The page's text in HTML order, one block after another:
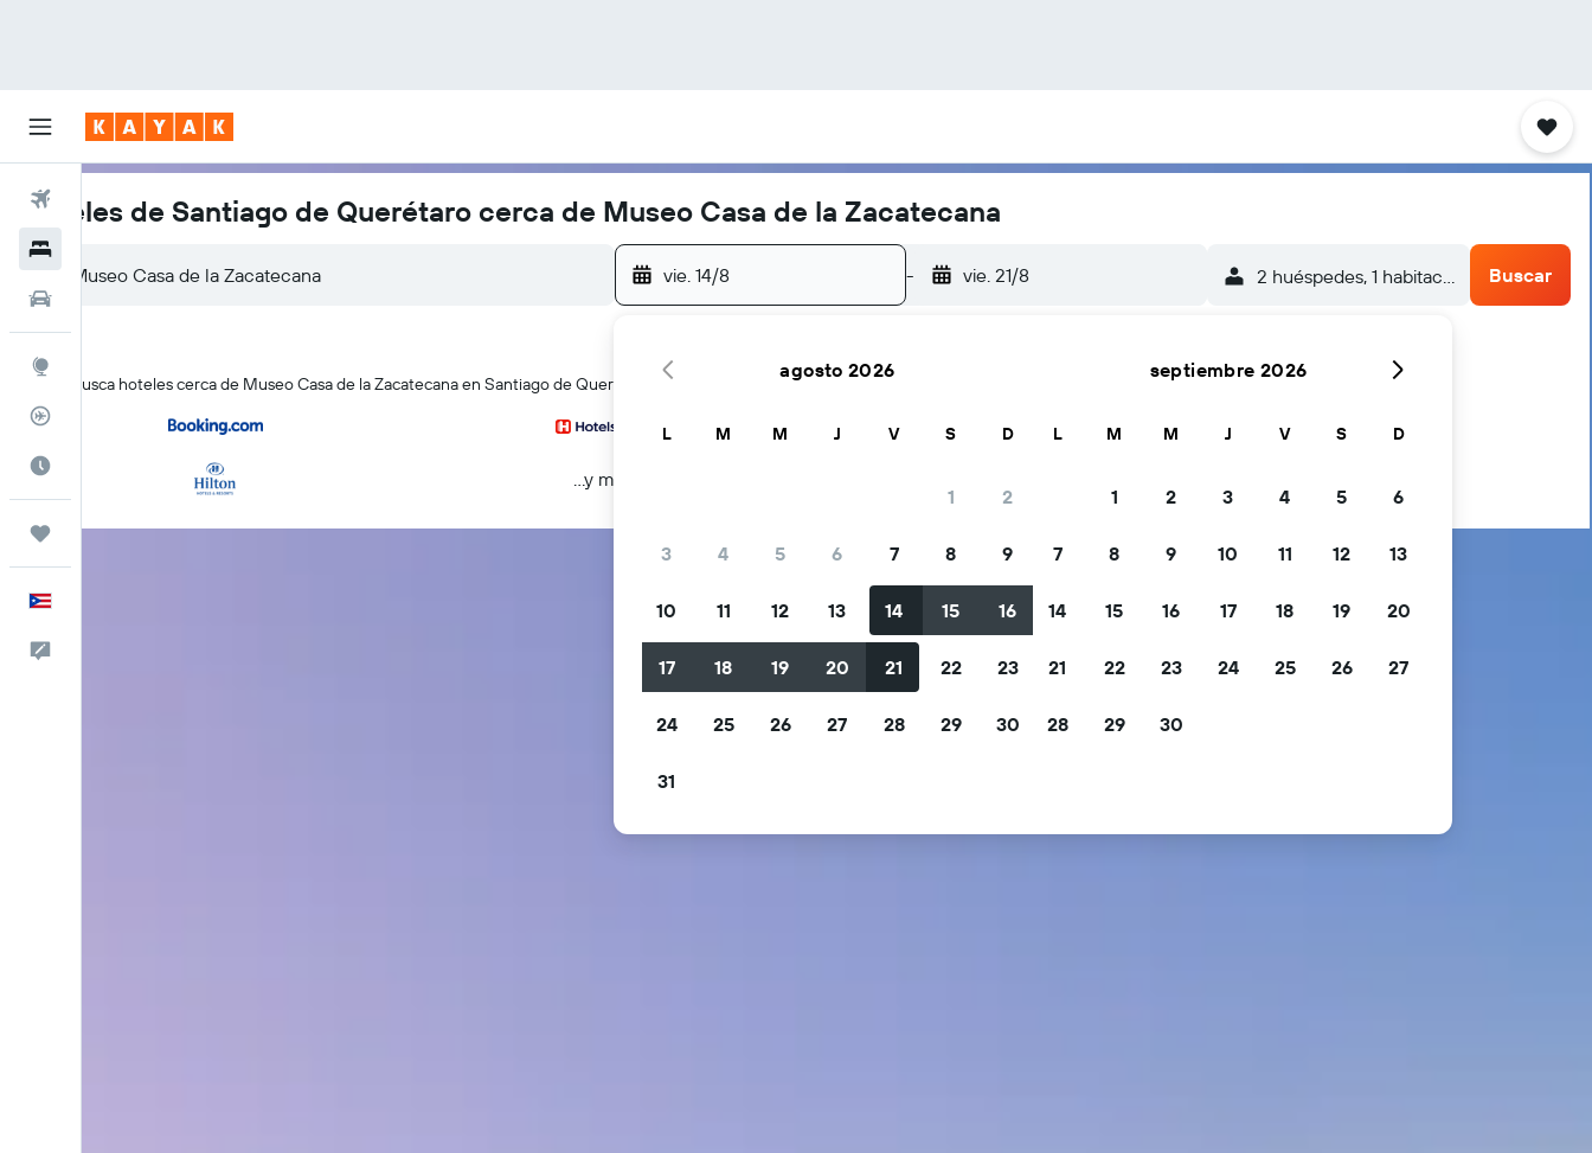
Vuelos
Trips
Hoteles de Santiago de Querétaro cerca de Museo Casa de la Zacatecana
vie. 14/8 - vie. 21/8 2 huéspedes, 1 habitación Buscar
KAYAK busca hoteles cerca de Museo Casa de la Zacatecana en Santiago de Querétaro en cientos de webs de viajes a la vez
...y más
agosto 2026
L M M J V S D
1 2
3 4 5 6 7 8 9
10 11 12 13 14 15 16
17 18 19 20 21 22 23
24 25 26 27 28 29 30
31
septiembre 2026
L M M J V S D
1 2 3 4 5 6
7 8 9 10 11 12 13
14 15 16 17 18 19 20
21 22 23 24 25 26 27
28 29 30